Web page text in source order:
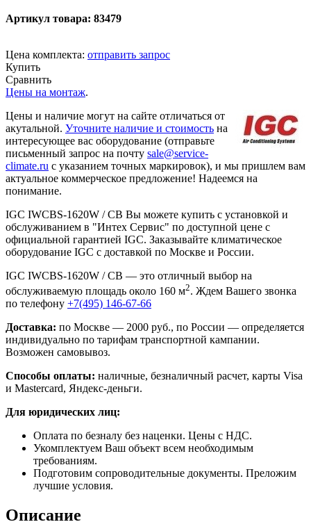
Артикул товара: 83479
Цена комплекта: отправить запрос
Купить
Сравнить
Цены на монтаж.
Цены и наличие могут на сайте отличаться от
акутальной. Уточните наличие и стоимость на
интересующее вас оборудование (отправьте
письменный запрос на почту sale@service-
climate.ru с указанием точных маркировок), и мы пришлем вам
актуальное коммерческое предложение! Надеемся на
понимание.
IGC IWCBS-1620W / CB Вы можете купить с установкой и
обслуживанием в "Интех Сервис" по доступной цене с
официальной гарантией IGC. Заказывайте климатическое
оборудование IGC с доставкой по Москве и России.
IGC IWCBS-1620W / CB — это отличный выбор на
обслуживаемую площадь около 160 м2. Ждем Вашего звонка
по телефону +7(495) 146-67-66
Доставка: по Москве — 2000 руб., по России — определяется
индивидуально по тарифам транспортной кампании.
Возможен самовывоз.
Способы оплаты: наличные, безналичный расчет, карты Visa
и Mastercard, Яндекс-деньги.
Для юридических лиц:
Оплата по безналу без наценки. Цены с НДС.
Укомплектуем Ваш объект всем необходимым
требованиям.
Подготовим сопроводительные документы. Преложим
лучшие условия.
Описание